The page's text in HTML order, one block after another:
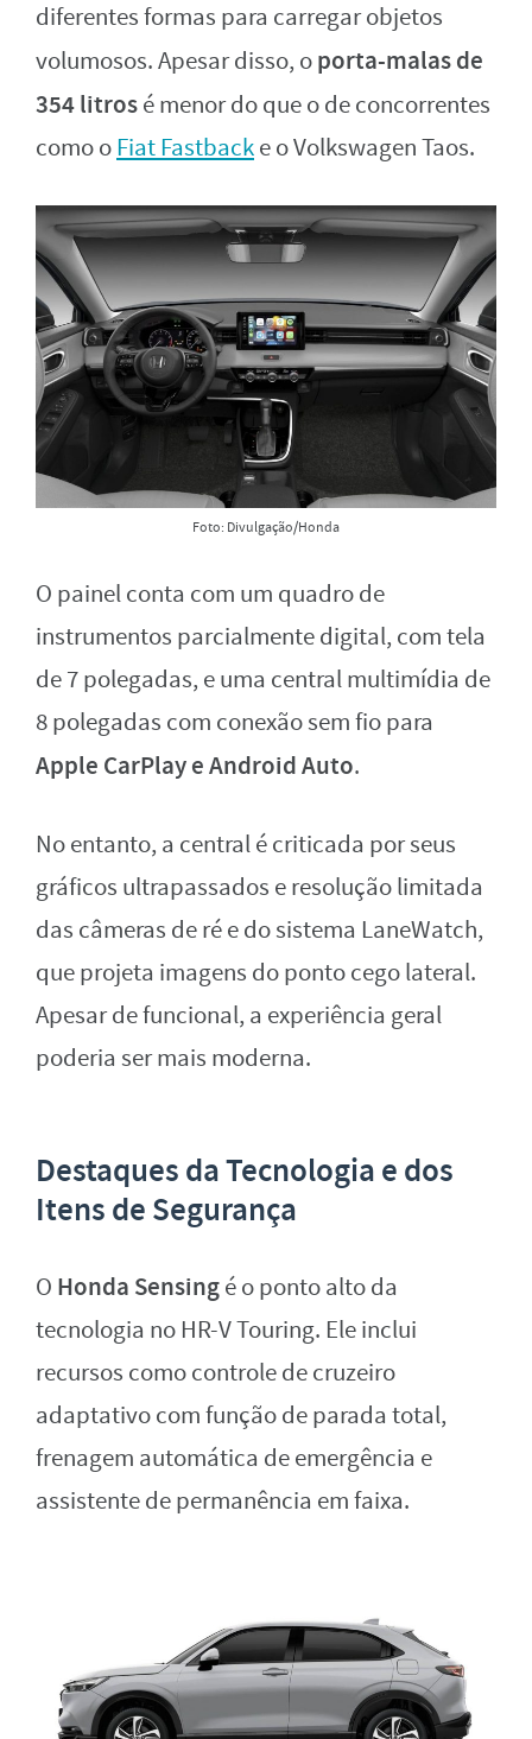
diferentes formas para carregar objetos
volumosos. Apesar disso, oporta-malas de
354 litrosé menor do que o de concorrentes
como oFiat Fastbacke o Volkswagen Taos.
Foto: Divulgação/Honda
O painel conta com um quadro de
instrumentos parcialmente digital, com tela
de 7 polegadas, e uma central multimídia de
8 polegadas com conexão sem fio para
Apple CarPlay e Android Auto.
No entanto, a central é criticada por seus
gráficos ultrapassados e resolução limitada
das câmeras de ré e do sistema LaneWatch,
que projeta imagens do ponto cego lateral.
Apesar de funcional, a experiência geral
poderia ser mais moderna.
Destaques da Tecnologia e dos
Itens de Segurança
O Honda Sensingé o ponto alto da
tecnologia no HR-V Touring. Ele inclui
recursos como controle de cruzeiro
adaptativo com função de parada total,
frenagem automática de emergência e
assistente de permanência em faixa.